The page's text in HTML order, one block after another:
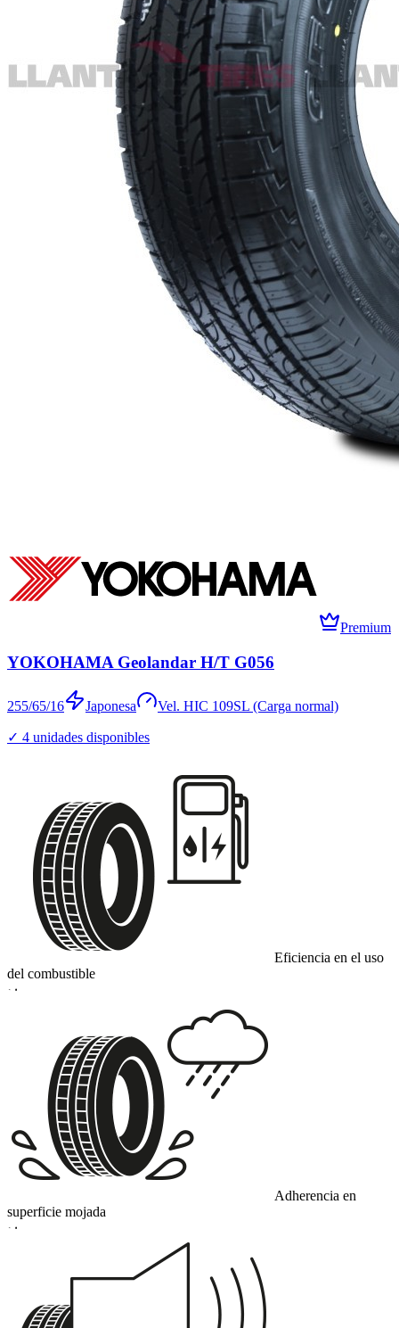
Premium
YOKOHAMA Geolandar H/T G056
255/65/16 Japonesa Vel. HIC 109SL (Carga normal)
✓ 4 unidades disponibles
Eficiencia en el uso
del combustible
D
Adherencia en
superficie mojada
D